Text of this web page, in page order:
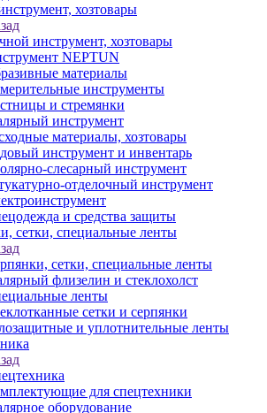
хозтовары
инструмент, хозтовары
NEPTUN
материалы
инструменты
и стремянки
инструмент
материалы, хозтовары
инструмент и инвентарь
слесарный инструмент
отделочный инструмент
и средства защиты
сетки, специальные ленты
сетки, специальные ленты
флизелин и стеклохолст
ленты
сетки и серпянки
и уплотнительные ленты
для спецтехники
оборудование